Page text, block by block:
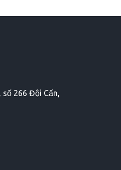
số 266 Đội Cấn,